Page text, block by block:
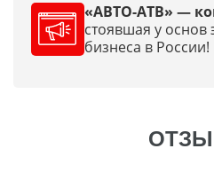
«АВТО-АТВ» —
стоявшая у основ
бизнеса в России!